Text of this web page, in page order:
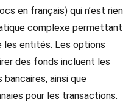
en français) qui n’est rien
complexe permettant
les entités. Les options
des fonds incluent les
ainsi que
pour les transactions.